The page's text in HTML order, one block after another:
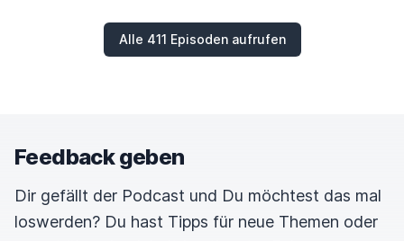
Alle 411 Episoden aufrufen
Feedback geben
Dir gefällt der Podcast und Du möchtest das mal
loswerden? Du hast Tipps für neue Themen oder